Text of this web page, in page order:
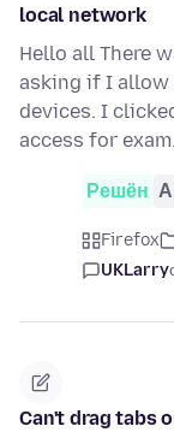
local network
Hello all There
asking if I allow
devices. I
access for
Решён
Firefox
UKLarry
Can't drag tabs